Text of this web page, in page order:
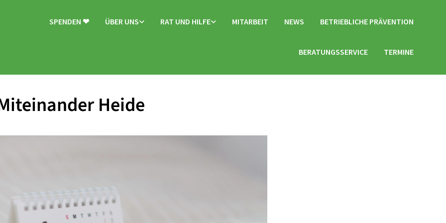
SPENDEN ❤ ÜBER UNS RAT UND HILFE MITARBEIT NEWS BETRIEBLICHE PRÄVENTION
BERATUNGSSERVICE TERMINE
Heide